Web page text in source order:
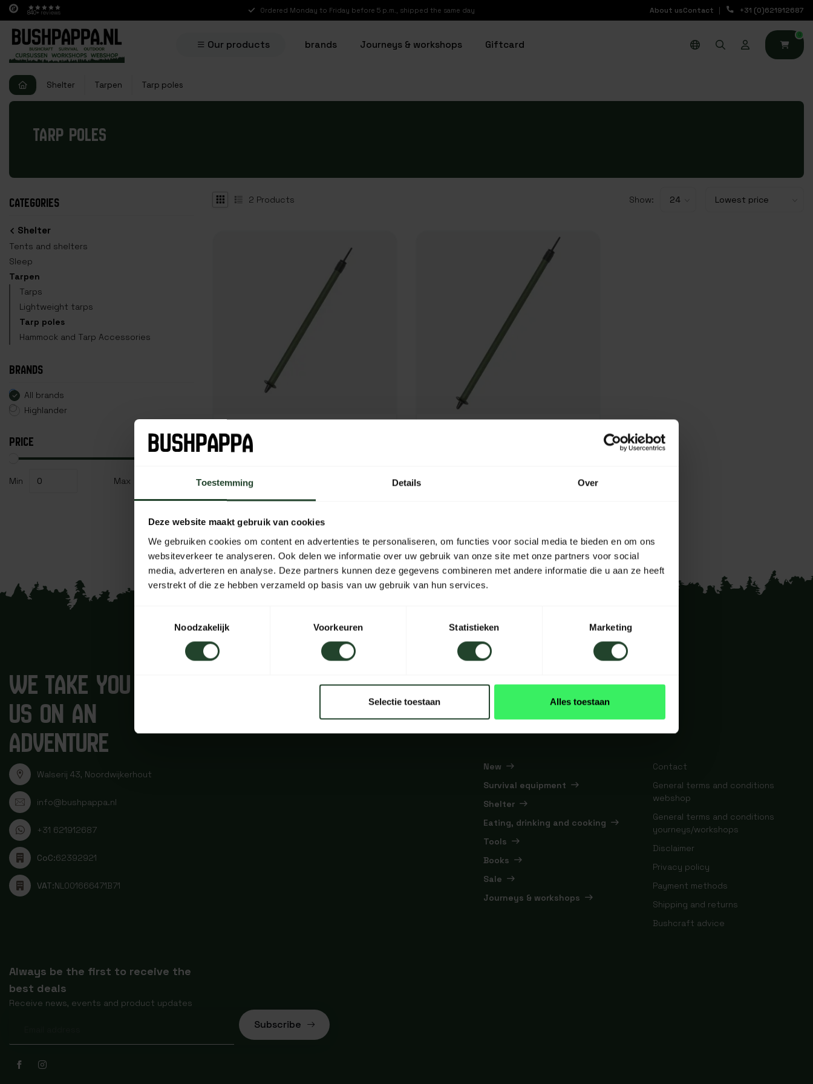
Toestemming Details Over
Deze website maakt gebruik van cookies
We gebruiken cookies om content en advertenties te personaliseren, om functies voor social media te bieden en om ons
websiteverkeer te analyseren. Ook delen we informatie over uw gebruik van onze site met onze partners voor social
media, adverteren en analyse. Deze partners kunnen deze gegevens combineren met andere informatie die u aan ze heeft
verstrekt of die ze hebben verzameld op basis van uw gebruik van hun services.
Noodzakelijk
Voorkeuren Statistieken Marketing
Selectie toestaan Alles toestaan
840+ reviews Ordered Monday to Friday before 5 p.m., shipped the same day About usContact +31 (0)621912687
Our products brands Journeys & workshops Giftcard
0
Shelter Tarpen Tarp poles
TARP POLES
CATEGORIES
Shelter
Tents and shelters
Sleep
Tarpen
Tarps
Lightweight tarps
Tarp poles
Hammock and Tarp Accessories
BRANDS
All brands
Highlander
PRICE
Min Max
2 Products Show:
Highlander Centurion Mxt
(50-85 cm)
WE TAKE YOU WITH
US ON AN
ADVENTURE
Walserij 43, Noordwijkerhout
info@bushpappa.nl
+31 621912687
CoC:62392921
VAT:NL001666471B71
New
Survival equipment
Shelter
Eating, drinking and cooking
Tools
Books
Sale
Journeys & workshops
Contact
General terms and conditions
webshop
General terms and conditions
yourneys/workshops
Disclaimer
Privacy policy
Payment methods
Shipping and returns
Bushcraft advice
Always be the first to receive the
best deals
Receive news, events and product updates
Subscribe